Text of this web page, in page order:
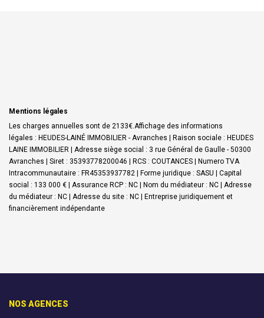
Mentions légales
Les charges annuelles sont de 2133€. Affichage des informations
légales : HEUDES-LAINÉ IMMOBILIER - Avranches | Raison sociale : HEUDES
LAINE IMMOBILIER | Adresse siège social : 3 rue Général de Gaulle - 50300
Avranches | Siret : 35393778200046 | RCS : COUTANCES | Numero TVA
Intracommunautaire : FR45353937782 | Forme juridique : SASU | Capital
social : 133 000 € | Assurance RCP : NC | Nom du médiateur : NC | Adresse
du médiateur : NC | Adresse du site : NC | Entreprise juridiquement et
financièrement indépendante
NOS AGENCES